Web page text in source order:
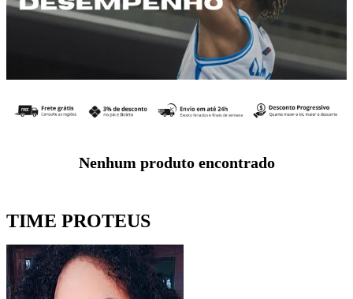
Nenhum produto encontrado
TIME PROTEUS